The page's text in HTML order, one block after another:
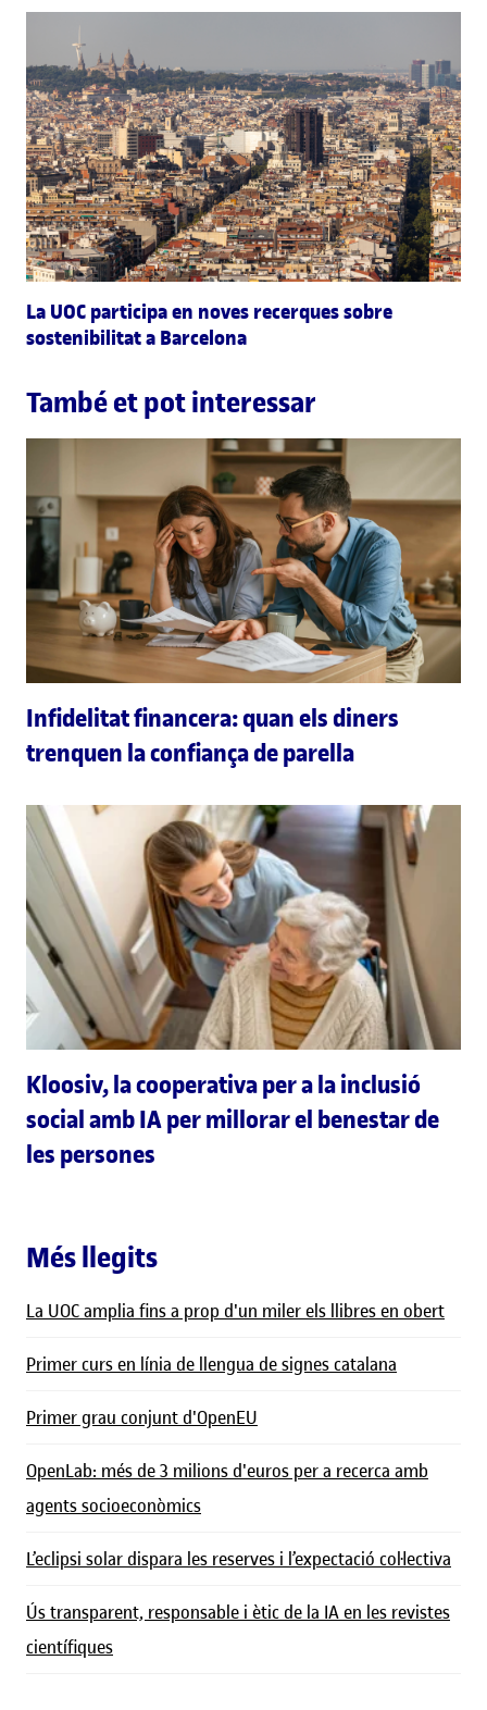
La UOC participa en noves recerques sobre
sostenibilitat a Barcelona
També et pot interessar
Infidelitat financera: quan els diners
trenquen la confiança de parella
Kloosiv, la cooperativa per a la inclusió
social amb IA per millorar el benestar de
les persones
Més llegits
La UOC amplia fins a prop d'un miler els llibres en obert
Primer curs en línia de llengua de signes catalana
Primer grau conjunt d'OpenEU
OpenLab: més de 3 milions d'euros per a recerca amb
agents socioeconòmics
L’eclipsi solar dispara les reserves i l’expectació col·lectiva
Ús transparent, responsable i ètic de la IA en les revistes
científiques